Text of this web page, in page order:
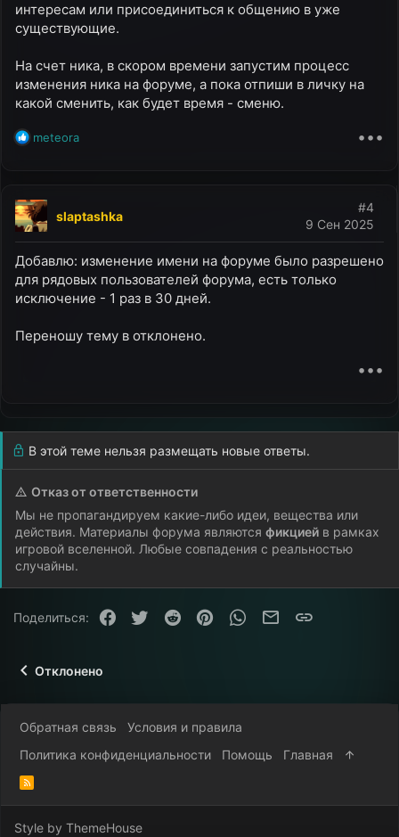
интересам или присоединиться к общению в уже
существующие.
На счет ника, в скором времени запустим процесс
изменения ника на форуме, а пока отпиши в личку на
какой сменить, как будет время - сменю.
Р
ц
и
и
meteora •••
slaptashka
9 Сен 2025
#4
Добавлю: изменение имени на форуме было разрешено
для рядовых пользователей форума, есть только
исключение - 1 раз в 30 дней.
Переношу тему в отклонено.
•••
В этой теме нельзя размещать новые ответы.
Отказ от ответственности
Мы не пропагандируем какие-либо идеи, вещества или
действия. Материалы форума являются фикцией в рамках
игровой вселенной. Любые совпадения с реальностью
случайны.
Поделиться: Facebook
Twitter Reddit PinterestWhatsAppЭлектронная почта
Отклонено
Обратная связь
Условия и правила
Политика конфиденциальности
Помощь Главная
Style by ThemeHouse